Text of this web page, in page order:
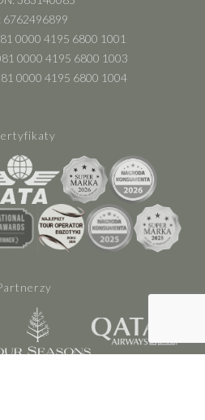
6762496899
0000 4195 6800 1001
0000 4195 6800 1003
0000 4195 6800 1004